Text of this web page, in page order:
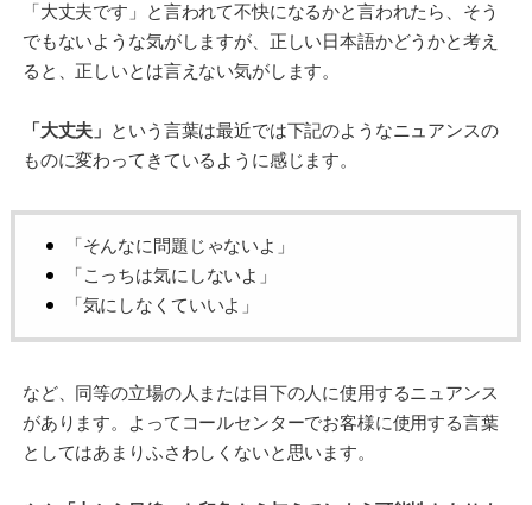
「大丈夫です」と言われて不快になるかと言われたら、そう
でもないような気がしますが、正しい日本語かどうかと考え
ると、正しいとは言えない気がします。
「大丈夫」 という言葉は最近では下記のようなニュアンスの
ものに変わってきているように感じます。
「そんなに問題じゃないよ」
「こっちは気にしないよ」
「気にしなくていいよ」
など、同等の立場の人または目下の人に使用するニュアンス
があります。よってコールセンターでお客様に使用する言葉
としてはあまりふさわしくないと思います。